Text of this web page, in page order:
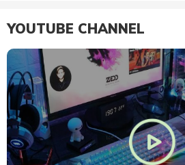
YOUTUBE CHANNEL